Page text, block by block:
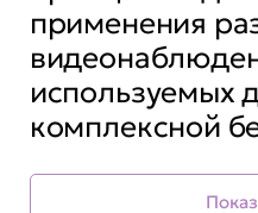
применения
используемых
комплексной
• знания